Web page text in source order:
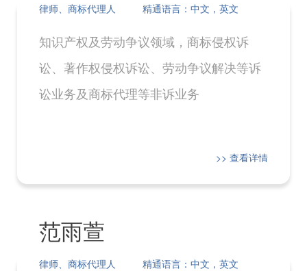
律师、商标代理人 精通语言：中文，英文
知识产权及劳动争议领域，商标侵权诉
讼、著作权侵权诉讼、劳动争议解决等诉
讼业务及商标代理等非诉业务
>> 查看详情
范雨萱
律师、商标代理人 精通语言：中文，英文